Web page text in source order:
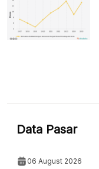
Data Pasar
06 August 2026